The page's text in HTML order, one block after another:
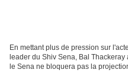
En mettant plus de pression sur
leader du Shiv Sena, Bal Thackeray
le Sena ne bloquera pas la